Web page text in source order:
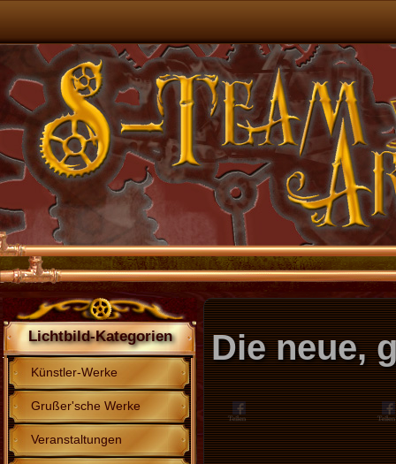
Lichtbild-Kategorien
Künstler-Werke
Grußer'sche Werke
Veranstaltungen
Die neue,